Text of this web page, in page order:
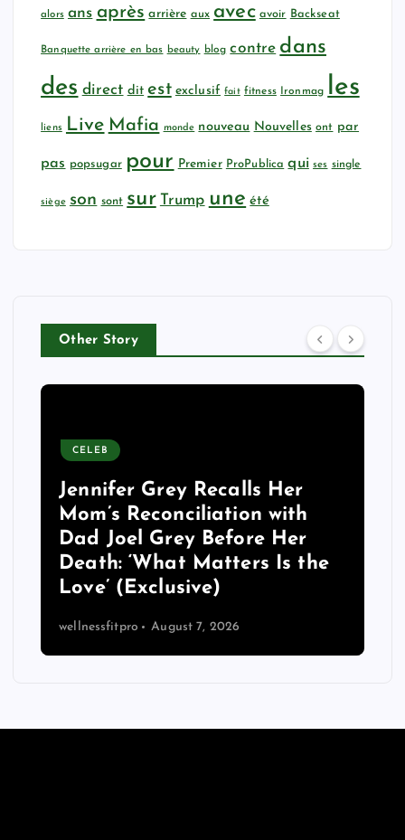
alors ans après arrière aux avec avoir Backseat
Banquette arrière en bas beauty blog contre dans
des direct dit est exclusif fait fitness Ironmag les
liens Live Mafia monde nouveau Nouvelles ont par
pas popsugar pour Premier ProPublica qui ses single
siège son sont sur Trump une été
Other Story
CELEB
Jennifer Grey Recalls Her
Mom’s Reconciliation with
Dad Joel Grey Before Her
Death: ‘What Matters Is the
Love’ (Exclusive)
wellnessfitpro August 7, 2026